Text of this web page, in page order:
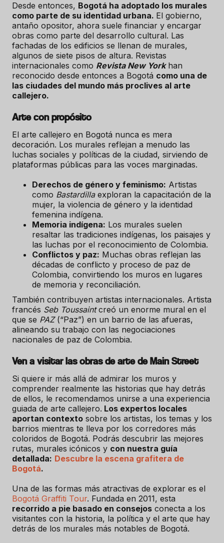
Desde entonces, Bogotá ha adoptado los murales
como parte de su identidad urbana. El gobierno,
antaño opositor, ahora suele financiar y encargar
obras como parte del desarrollo cultural. Las
fachadas de los edificios se llenan de murales,
algunos de siete pisos de altura. Revistas
internacionales como Revista New Yorkhan
reconocido desde entonces a Bogotá como una de
las ciudades del mundo más proclives al arte
callejero.
Arte con propósito
El arte callejero en Bogotá nunca es mera
decoración. Los murales reflejan a menudo las
luchas sociales y políticas de la ciudad, sirviendo de
plataformas públicas para las voces marginadas.
Derechos de género y feminismo: Artistas
como Bastardillaexploran la capacitación de la
mujer, la violencia de género y la identidad
femenina indígena.
Memoria indígena: Los murales suelen
resaltar las tradiciones indígenas, los paisajes y
las luchas por el reconocimiento de Colombia.
Conflictos y paz: Muchas obras reflejan las
décadas de conflicto y proceso de paz de
Colombia, convirtiendo los muros en lugares
de memoria y reconciliación.
También contribuyen artistas internacionales. Artista
francés Seb Toussaintcreó un enorme mural en el
que se PAZ(“Paz”) en un barrio de las afueras,
alineando su trabajo con las negociaciones
nacionales de paz de Colombia.
Ven a visitar las obras de arte de Main Street
Si quiere ir más allá de admirar los muros y
comprender realmente las historias que hay detrás
de ellos, le recomendamos unirse a una experiencia
guiada de arte callejero. Los expertos locales
aportan contexto sobre los artistas, los temas y los
barrios mientras te lleva por los corredores más
coloridos de Bogotá. Podrás descubrir las mejores
rutas, murales icónicos y con nuestra guía
detallada: Descubre la escena grafitera de
Bogotá.
Una de las formas más atractivas de explorar es el
Bogotá Graffiti Tour. Fundada en 2011, esta
recorrido a pie basado en consejos conecta a los
visitantes con la historia, la política y el arte que hay
detrás de los murales más notables de Bogotá.